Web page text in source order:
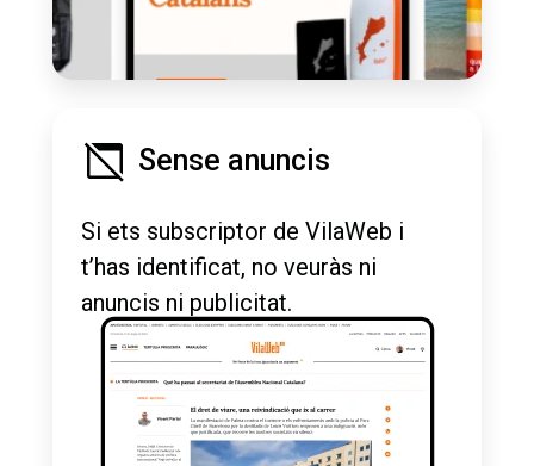
Sense anuncis
Si ets subscriptor de VilaWeb i
t’has identificat, no veuràs ni
anuncis ni publicitat.